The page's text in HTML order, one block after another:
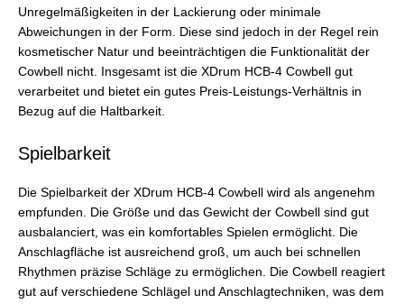
Unregelmäßigkeiten in der Lackierung oder minimale
Abweichungen in der Form. Diese sind jedoch in der Regel rein
kosmetischer Natur und beeinträchtigen die Funktionalität der
Cowbell nicht. Insgesamt ist die XDrum HCB-4 Cowbell gut
verarbeitet und bietet ein gutes Preis-Leistungs-Verhältnis in
Bezug auf die Haltbarkeit.
Spielbarkeit
Die Spielbarkeit der XDrum HCB-4 Cowbell wird als angenehm
empfunden. Die Größe und das Gewicht der Cowbell sind gut
ausbalanciert, was ein komfortables Spielen ermöglicht. Die
Anschlagfläche ist ausreichend groß, um auch bei schnellen
Rhythmen präzise Schläge zu ermöglichen. Die Cowbell reagiert
gut auf verschiedene Schlägel und Anschlagtechniken, was dem